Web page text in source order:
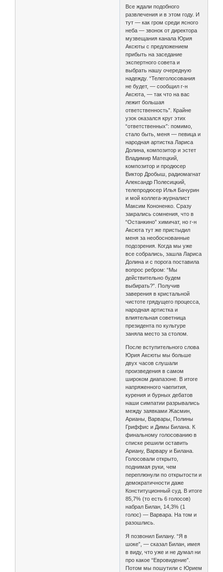
Все ждали подобного
развлечения и в этом году. И
тут — как гром среди ясного
неба — звонок от директора
музвещания канала Юрия
Аксюты с предложением
прибыть на заседание
экспертного совета и
выбрать нашу очередную
надежду. “Телеголосования
не будет, — сообщил г-н
Аксюта, — так что на вас
лежит большая
ответственность”. Крайне
узок оказался круг этих
“ответственных”: помимо,
стало быть, меня — певица и
народная артистка Лариса
Долина, композитор и эстет
Владимир Матецкий,
композитор и продюсер
Виктор Дробыш, радиомагнат
Александр Полесицкий,
телепродюсер Илья Бачурин
и мой коллега-журналист
Максим Кононенко. Сразу
закрались сомнения, что в
“Останкино” химичат, но г-н
Аксюта тут же пристыдил
меня за необоснованные
подозрения. Когда мы уже
все собрались, зашла Лариса
Долина и с порога поставила
вопрос ребром: “Мы
действительно будем
выбирать?”. Получив
заверения в кристальной
чистоте грядущего процесса,
народная артистка и
влиятельная советница
президента по культуре
заняла место за столом.
После вступительного слова
Юрия Аксюты мы больше
двух часов слушали
произведения в самом
широком диапазоне. В итоге
напряженного чаепития,
курения и бурных дебатов
наши симпатии разрывались
между заявками Жасмин,
Арианы, Варвары, Полины
Гриффис и Димы Билана. К
финальному голосованию в
списке решили оставить
Ариану, Варвару и Билана.
Голосовали открыто,
поднимая руки, чем
переплюнули по открытости и
демократичности даже
Конституционный суд. В итоге
85,7% (то есть 6 голосов)
набрал Билан, 14,3% (1
голос) — Варвара. На том и
разошлись.
Я позвонил Билану. “Я в
шоке”, — сказал Билан, имея
в виду, что уже и не думал ни
про какое “Евровидение”.
Потом мы пошутили с Юрием